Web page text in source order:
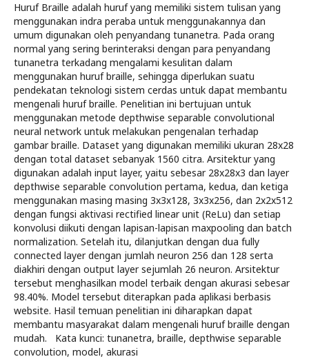
Huruf Braille adalah huruf yang memiliki sistem tulisan yang
menggunakan indra peraba untuk menggunakannya dan
umum digunakan oleh penyandang tunanetra. Pada orang
normal yang sering berinteraksi dengan para penyandang
tunanetra terkadang mengalami kesulitan dalam
menggunakan huruf braille, sehingga diperlukan suatu
pendekatan teknologi sistem cerdas untuk dapat membantu
mengenali huruf braille. Penelitian ini bertujuan untuk
menggunakan metode depthwise separable convolutional
neural network untuk melakukan pengenalan terhadap
gambar braille. Dataset yang digunakan memiliki ukuran 28x28
dengan total dataset sebanyak 1560 citra. Arsitektur yang
digunakan adalah input layer, yaitu sebesar 28x28x3 dan layer
depthwise separable convolution pertama, kedua, dan ketiga
menggunakan masing masing 3x3x128, 3x3x256, dan 2x2x512
dengan fungsi aktivasi rectified linear unit (ReLu) dan setiap
konvolusi diikuti dengan lapisan-lapisan maxpooling dan batch
normalization. Setelah itu, dilanjutkan dengan dua fully
connected layer dengan jumlah neuron 256 dan 128 serta
diakhiri dengan output layer sejumlah 26 neuron. Arsitektur
tersebut menghasilkan model terbaik dengan akurasi sebesar
98.40%. Model tersebut diterapkan pada aplikasi berbasis
website. Hasil temuan penelitian ini diharapkan dapat
membantu masyarakat dalam mengenali huruf braille dengan
mudah. Kata kunci: tunanetra, braille, depthwise separable
convolution, model, akurasi